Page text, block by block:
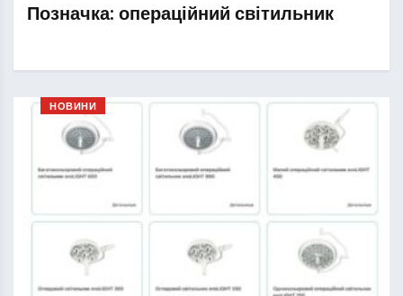
Позначка: операційний світильник
НОВИНИ